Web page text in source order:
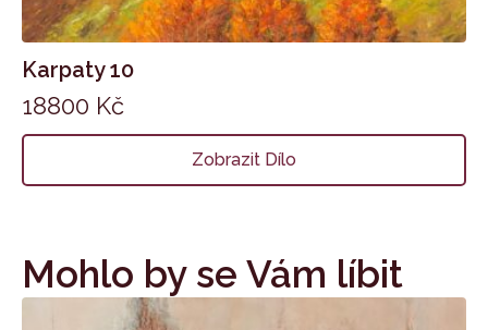
Karpaty 10
18800 Kč
Zobrazit Dílo
Mohlo by se Vám líbit